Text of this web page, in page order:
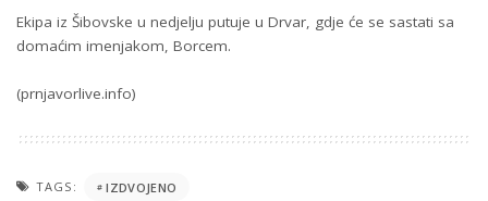
Ekipa iz Šibovske u nedjelju putuje u Drvar, gdje će se sastati sa
domaćim imenjakom, Borcem.
(prnjavorlive.info)
TAGS: IZDVOJENO